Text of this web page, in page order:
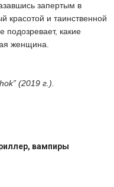
запертым в
красотой и таинственной
какие
женщина.
(2019 г.).
вампиры